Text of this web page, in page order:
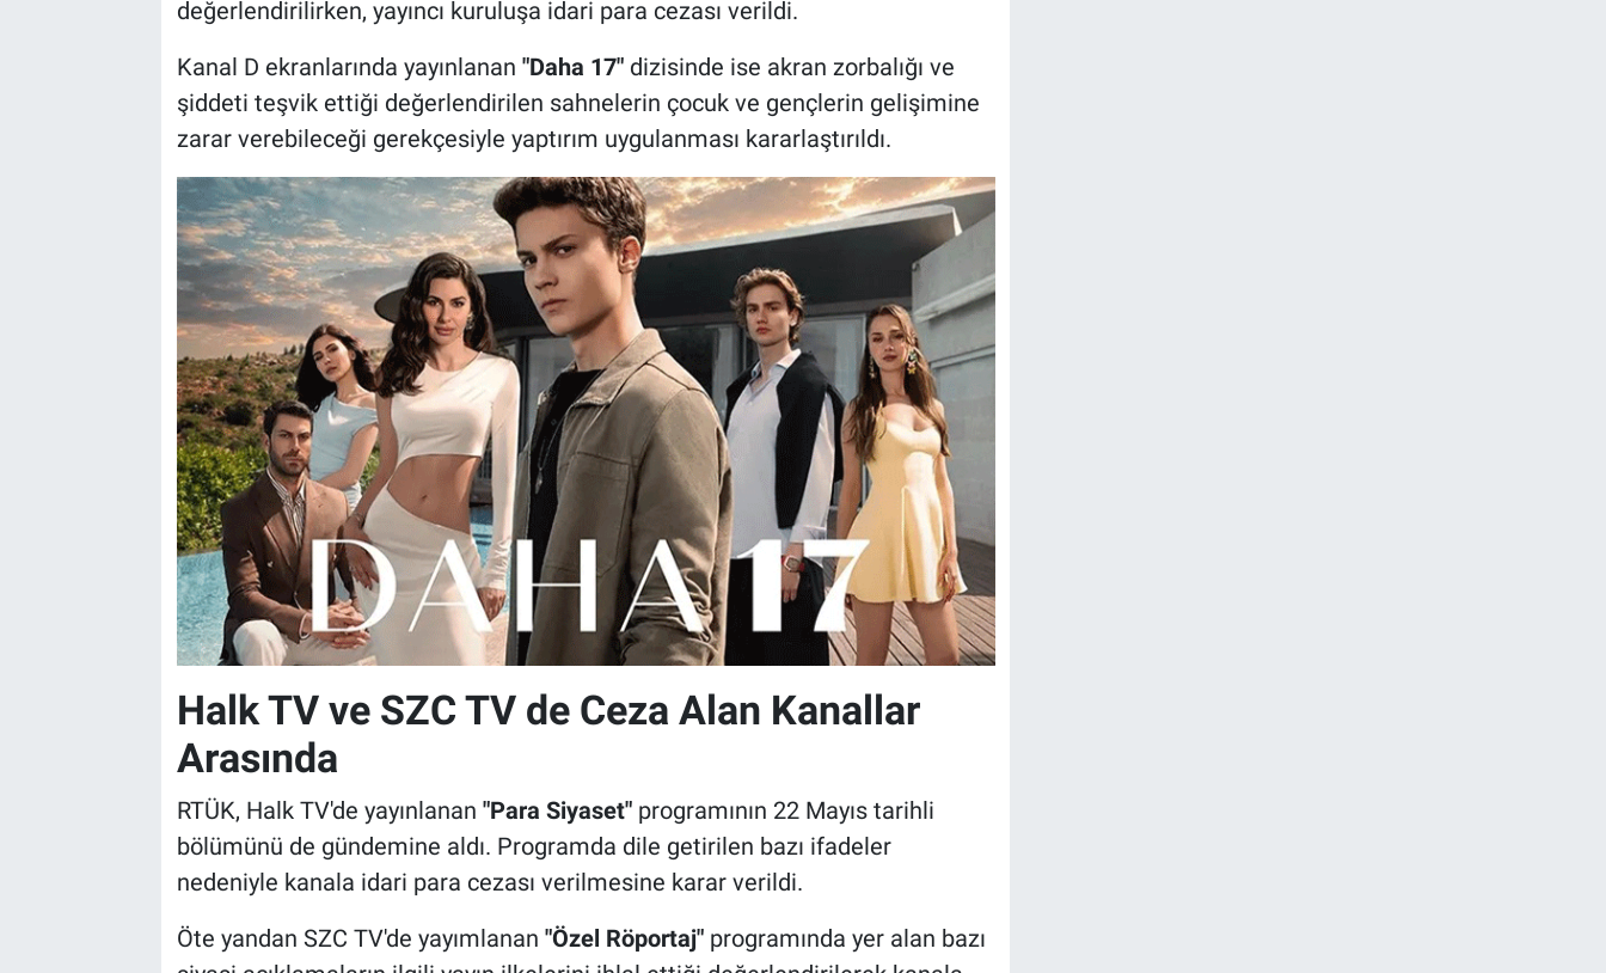
değerlendirilirken, yayıncı kuruluşa idari para cezası verildi.
Kanal D ekranlarında yayınlanan "Daha 17"dizisinde ise akran zorbalığı ve
şiddeti teşvik ettiği değerlendirilen sahnelerin çocuk ve gençlerin gelişimine
zarar verebileceği gerekçesiyle yaptırım uygulanması kararlaştırıldı.
Halk TV ve SZC TV de Ceza Alan Kanallar
Arasında
RTÜK, Halk TV'de yayınlanan "Para Siyaset"programının 22 Mayıs tarihli
bölümünü de gündemine aldı. Programda dile getirilen bazı ifadeler
nedeniyle kanala idari para cezası verilmesine karar verildi.
Öte yandan SZC TV'de yayımlanan "Özel Röportaj" programında yer alan bazı